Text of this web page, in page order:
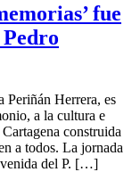
fue
Periñán Herrera, es
a la cultura e
construida
a todos. La jornada
del P. […]